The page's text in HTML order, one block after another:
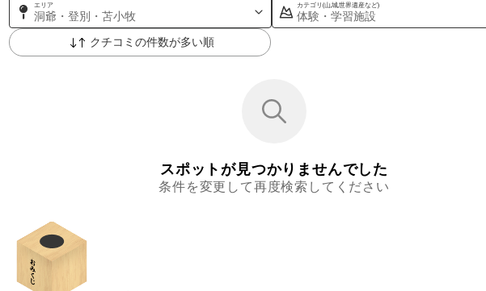
エリア
洞爺・登別・苫小牧
カテゴリ(山,城,世界遺産など)
体験・学習施設
クチコミの件数が多い順
スポットが見つかりませんでした
条件を変更して再度検索してください